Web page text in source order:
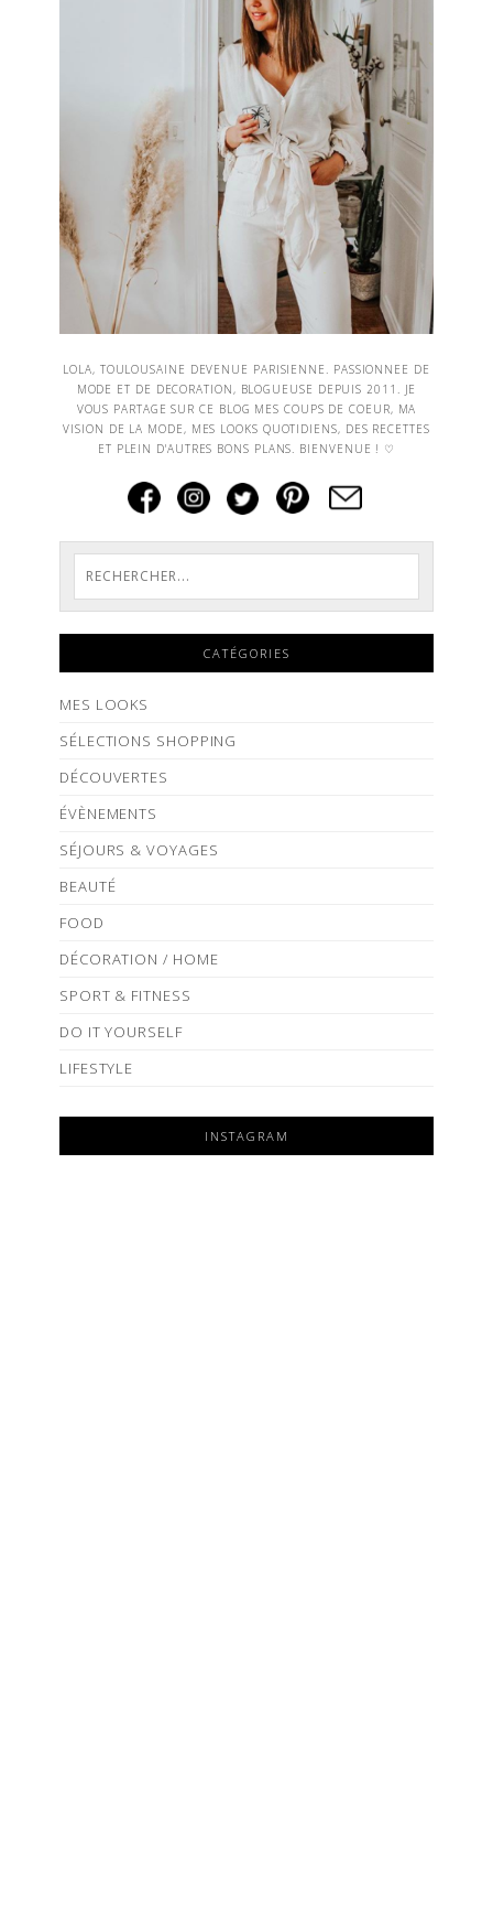
LOLA, TOULOUSAINE DEVENUE PARISIENNE. PASSIONNEE DE
MODE ET DE DECORATION, BLOGUEUSE DEPUIS 2011. JE
VOUS PARTAGE SUR CE BLOG MES COUPS DE COEUR, MA
VISION DE LA MODE, MES LOOKS QUOTIDIENS, DES RECETTES
ET PLEIN D'AUTRES BONS PLANS. BIENVENUE ! ♡
CATÉGORIES
MES LOOKS
SÉLECTIONS SHOPPING
DÉCOUVERTES
ÉVÈNEMENTS
SÉJOURS & VOYAGES
BEAUTÉ
FOOD
DÉCORATION / HOME
SPORT & FITNESS
DO IT YOURSELF
LIFESTYLE
INSTAGRAM